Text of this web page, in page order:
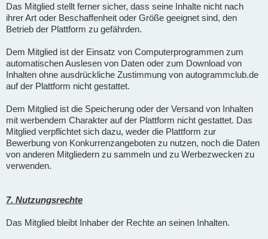
Das Mitglied stellt ferner sicher, dass seine Inhalte nicht nach
ihrer Art oder Beschaffenheit oder Größe geeignet sind, den
Betrieb der Plattform zu gefährden.
Dem Mitglied ist der Einsatz von Computerprogrammen zum
automatischen Auslesen von Daten oder zum Download von
Inhalten ohne ausdrückliche Zustimmung von autogrammclub.de
auf der Plattform nicht gestattet.
Dem Mitglied ist die Speicherung oder der Versand von Inhalten
mit werbendem Charakter auf der Plattform nicht gestattet. Das
Mitglied verpflichtet sich dazu, weder die Plattform zur
Bewerbung von Konkurrenzangeboten zu nutzen, noch die Daten
von anderen Mitgliedern zu sammeln und zu Werbezwecken zu
verwenden.
7. Nutzungsrechte
Das Mitglied bleibt Inhaber der Rechte an seinen Inhalten.